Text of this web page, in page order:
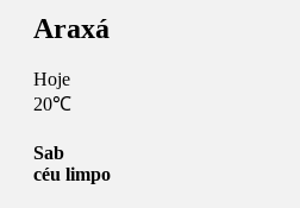
Araxá
Hoje
20℃
Sab
céu limpo